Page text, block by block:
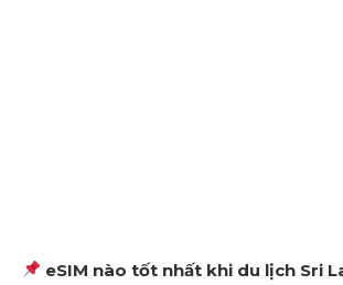
eSIM nào tốt nhất khi du lịch Sri